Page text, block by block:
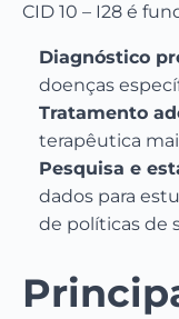
CID 10 – I28 é
Diagnóstico
doenças
Tratamento
terapêutica
Pesquisa e
dados para
de políticas de